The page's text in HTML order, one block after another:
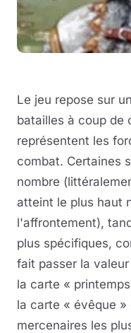
Le jeu repose sur
batailles à coup de
représentent les
combat. Certaines
nombre
atteint le plus haut
l'affrontement),
plus spécifiques,
fait passer la
la carte «
la carte « évêque
mercenaires les